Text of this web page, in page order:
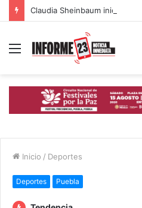
Menú
Inicio / Deportes
Deportes Puebla